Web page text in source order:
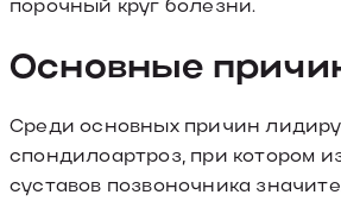
порочный круг болезни.
Основные
Среди основных причин
спондилоартроз, при котором
суставов позвоночника